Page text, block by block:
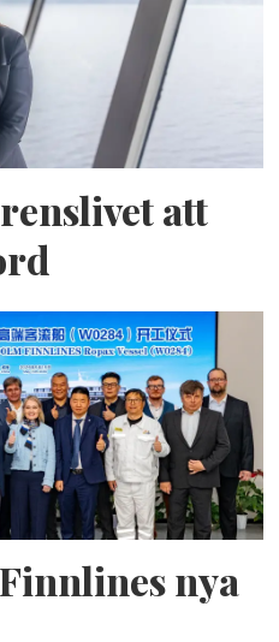
att
nya